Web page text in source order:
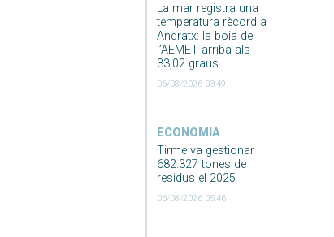
La mar registra una
temperatura rècord a
Andratx: la boia de
l’AEMET arriba als
33,02 graus
06/08/2026 03:49
ECONOMIA
Tirme va gestionar
682.327 tones de
residus el 2025
06/08/2026 05:46